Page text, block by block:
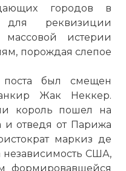
городов в
для реквизиции
массовой истерии
порождая слепое
был смещен
Жак Неккер.
король пошел на
и отведя от Парижа
маркиз де
независимость США,
формировавшейся